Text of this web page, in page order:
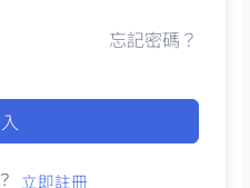
忘記密碼？
立即註冊